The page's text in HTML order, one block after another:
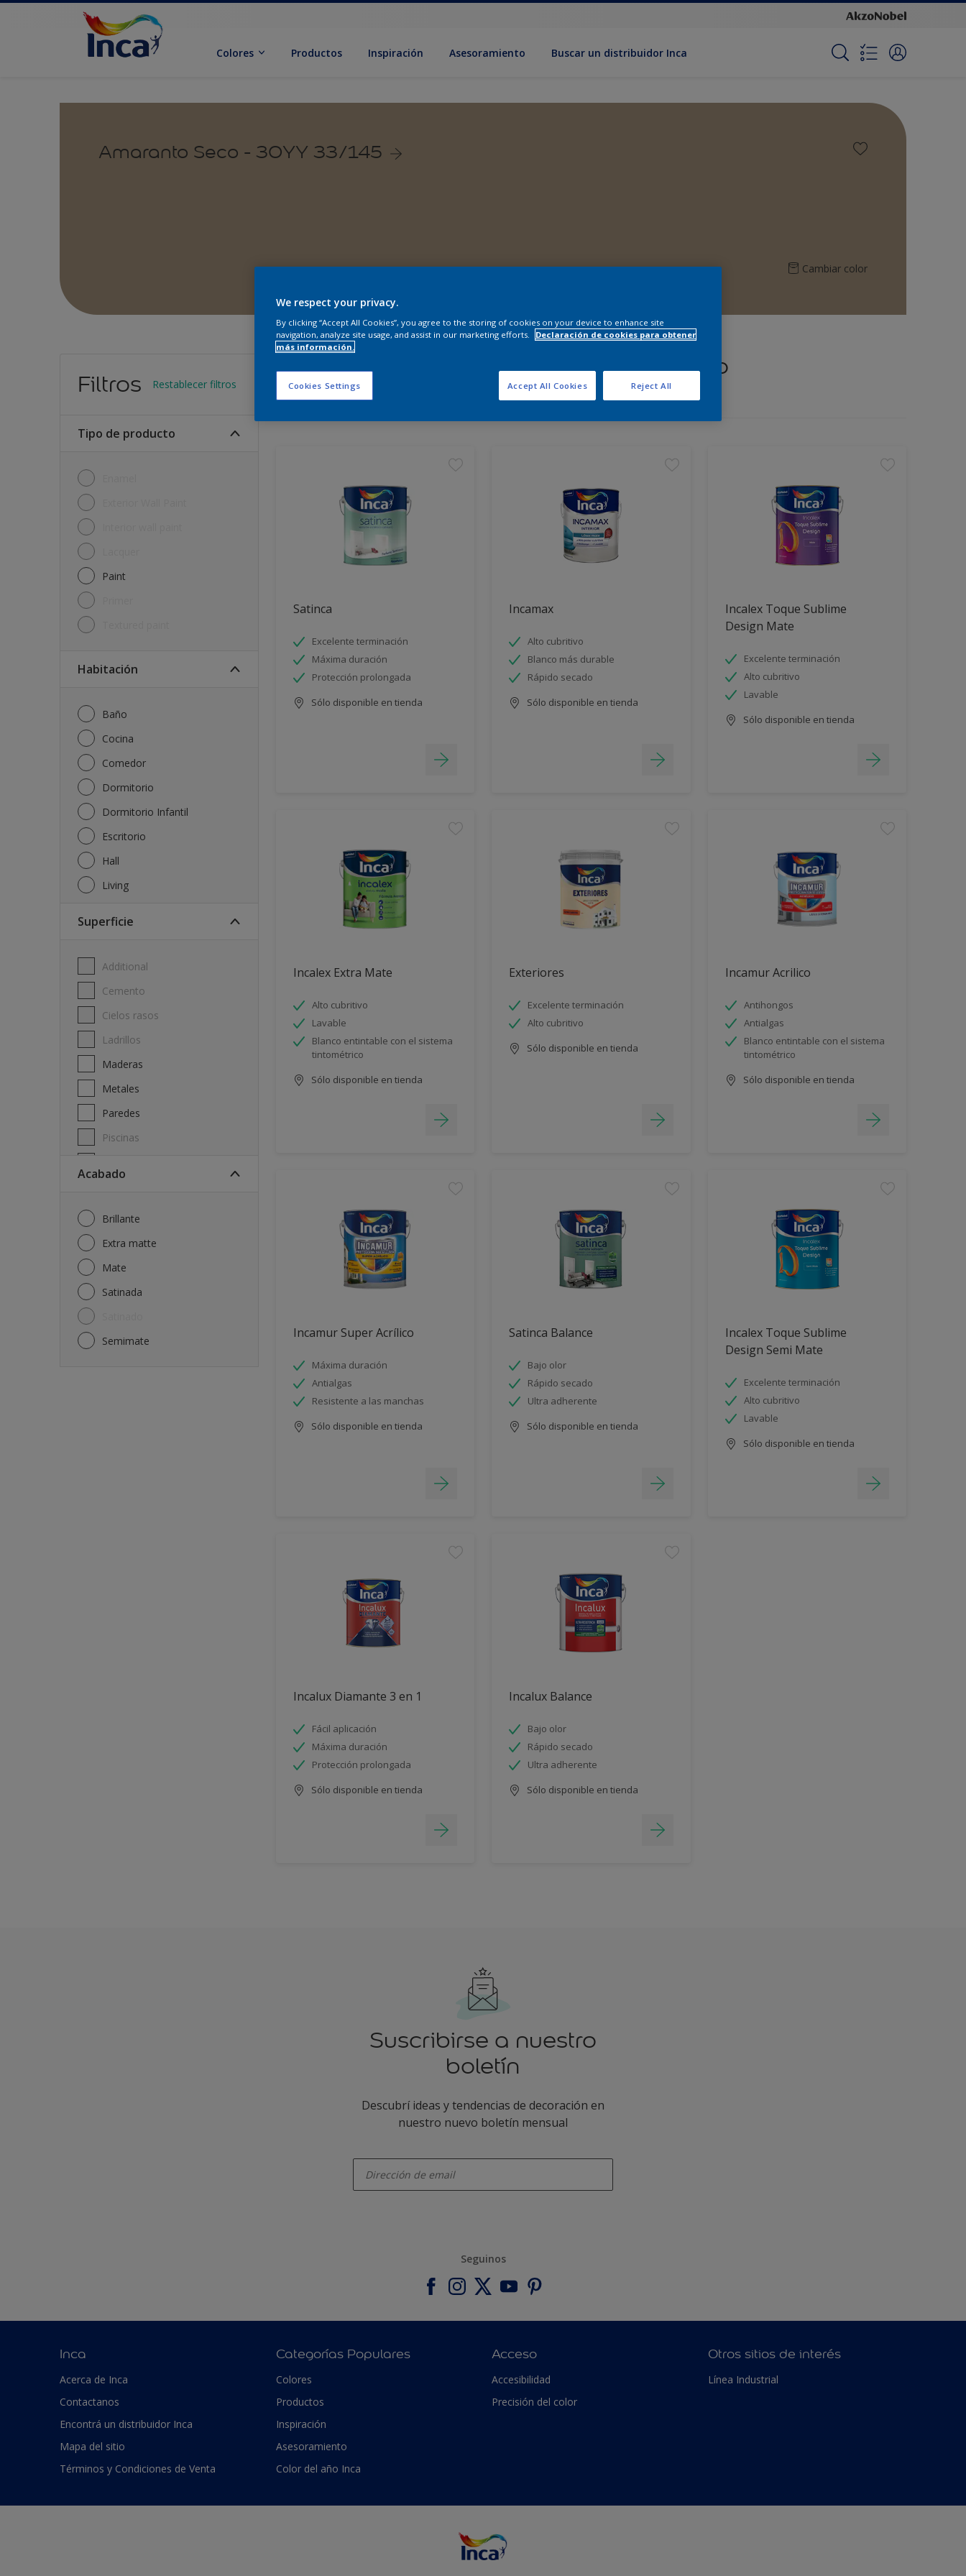
Colores Productos Inspiración Asesoramiento Buscar un distribuidor Inca
Amaranto Seco - 30YY 33/145
Cambiar color
Filtros Restablecer filtros
Tipo de producto
Paint
Habitación
Baño
Cocina
Comedor
Dormitorio
Dormitorio Infantil
Escritorio
Hall
Living
Superficie
Additional
Cemento
Cielos rasos
Ladrillos
Maderas
Metales
Paredes
Piscinas
Acabado
Brillante
Extra matte
Mate
Satinada
Semimate
Encuentra los productos para tu proyecto
11Productos encontrados
Satinca
Excelente terminación
Máxima duración
Protección prolongada
Sólo disponible en tienda
Incamax
Alto cubritivo
Blanco más durable
Rápido secado
Sólo disponible en tienda
Incalex Toque Sublime
Design Mate
Excelente terminación
Alto cubritivo
Lavable
Sólo disponible en tienda
Incalex Extra Mate
Alto cubritivo
Lavable
Blanco entintable con el sistema
tintométrico
Sólo disponible en tienda
Exteriores
Excelente terminación
Alto cubritivo
Sólo disponible en tienda
Incamur Acrilico
Antihongos
Antialgas
Blanco entintable con el sistema
tintométrico
Sólo disponible en tienda
Incamur Super Acrílico
Máxima duración
Antialgas
Resistente a las manchas
Sólo disponible en tienda
Satinca Balance
Bajo olor
Rápido secado
Ultra adherente
Sólo disponible en tienda
Incalex Toque Sublime
Design Semi Mate
Excelente terminación
Alto cubritivo
Lavable
Sólo disponible en tienda
Incalux Diamante 3 en 1
Fácil aplicación
Máxima duración
Protección prolongada
Sólo disponible en tienda
Incalux Balance
Bajo olor
Rápido secado
Ultra adherente
Sólo disponible en tienda
Suscribirse a nuestro
boletín
Descubrí ideas y tendencias de decoración en
nuestro nuevo boletín mensual
Seguinos
Inca
Acerca de Inca
Contactanos
Encontrá un distribuidor Inca
Mapa del sitio
Términos y Condiciones de Venta
Categorías Populares
Colores
Productos
Inspiración
Asesoramiento
Color del año Inca
Acceso
Accesibilidad
Precisión del color
Otros sitios de interés
Línea Industrial
We respect your privacy.
By clicking “Accept All Cookies”, you agree to the storing of cookies on your device to enhance site
navigation, analyze site usage, and assist in our marketing efforts.
Declaración de cookies para obtener
más información.
Cookies Settings Reject All
Accept All Cookies